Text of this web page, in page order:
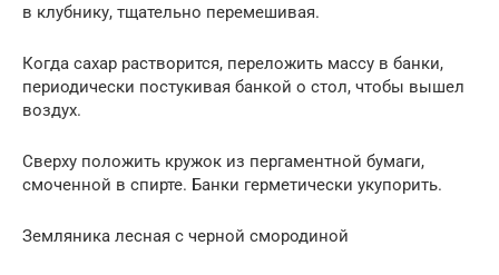
в клубнику, тщательно перемешивая.
Когда сахар растворится, переложить массу в банки,
периодически постукивая банкой о стол, чтобы вышел
воздух.
Сверху положить кружок из пергаментной бумаги,
смоченной в спирте. Банки герметически укупорить.
Земляника лесная с черной смородиной